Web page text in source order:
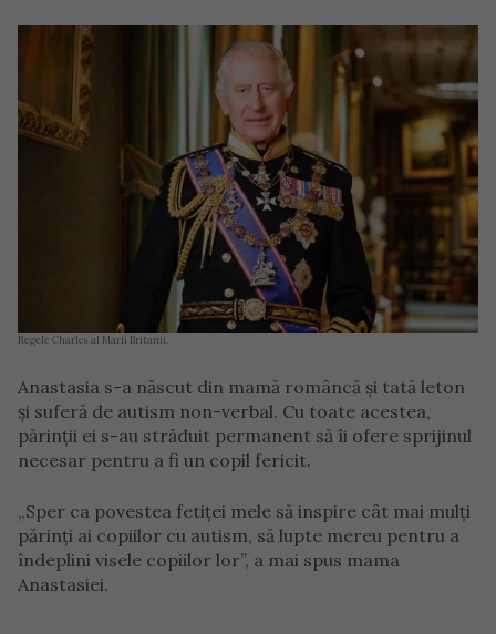
Regele Charles al Marii Britanii.
Anastasia s-a născut din mamă româncă și tată leton
și suferă de autism non-verbal. Cu toate acestea,
părinții ei s-au străduit permanent să îi ofere sprijinul
necesar pentru a fi un copil fericit.
„Sper ca povestea fetiței mele să inspire cât mai mulți
părinți ai copiilor cu autism, să lupte mereu pentru a
îndeplini visele copiilor lor”, a mai spus mama
Anastasiei.